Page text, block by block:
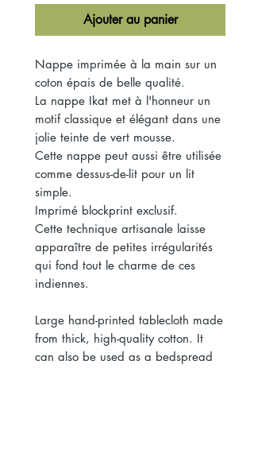
Ajouter au panier
Nappe imprimée à la main sur un
coton épais de belle qualité.
La nappe Ikat met à l'honneur un
motif classique et élégant dans une
jolie teinte de vert mousse.
Cette nappe peut aussi être utilisée
comme dessus-de-lit pour un lit
simple.
Imprimé blockprint exclusif.
Cette technique artisanale laisse
apparaître de petites irrégularités
qui fond tout le charme de ces
indiennes.
Large hand-printed tablecloth made
from thick, high-quality cotton. It
can also be used as a bedspread